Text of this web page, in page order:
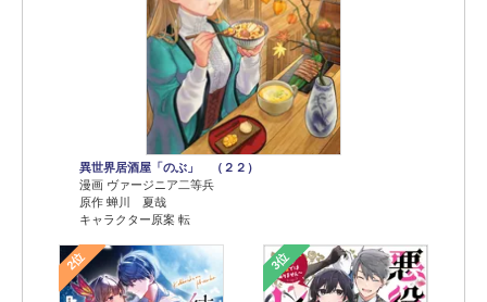
異世界居酒屋「のぶ」 （２２）
漫画 ヴァージニア二等兵
原作 蝉川 夏哉
キャラクター原案 転
2位 3位